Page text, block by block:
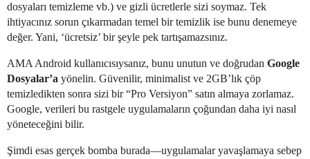
dosyaları temizleme vb.) ve gizli ücretlerle sizi soymaz. Tek
ihtiyacınız sorun çıkarmadan temel bir temizlik ise bunu denemeye
değer. Yani, ‘ücretsiz’ bir şeyle pek tartışamazsınız.
AMA Android kullanıcısıysanız, bunu unutun ve doğrudan Google
Dosyalar’a yönelin. Güvenilir, minimalist ve 2GB’lık çöp
temizledikten sonra sizi bir “Pro Versiyon” satın almaya zorlamaz.
Google, verileri bu rastgele uygulamaların çoğundan daha iyi nasıl
yöneteceğini bilir.
Şimdi esas gerçek bomba burada—uygulamalar yavaşlamaya sebep